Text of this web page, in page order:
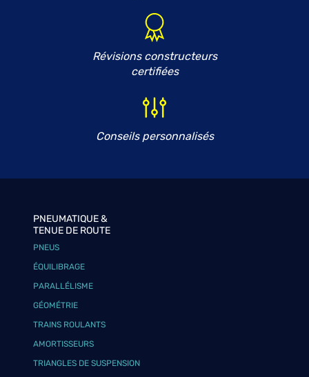
Révisions constructeurs
certifiées
Conseils personnalisés
PNEUMATIQUE &
TENUE DE ROUTE
PNEUS
ÉQUILIBRAGE
PARALLÉLISME
GÉOMÉTRIE
TRAINS ROULANTS
AMORTISSEURS
TRIANGLES DE SUSPENSION